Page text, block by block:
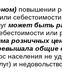
повышении
может быть
розничных
общие
населения не
и